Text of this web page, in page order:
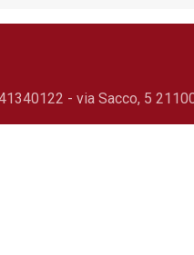
- via Sacco, 5